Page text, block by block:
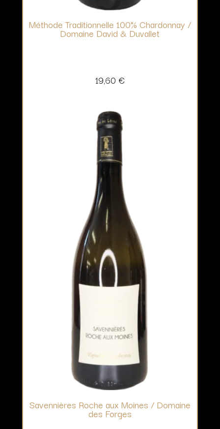
Méthode Traditionnelle 100% Chardonnay /
Domaine David & Duvallet
19,60 €
Savennières Roche aux Moines / Domaine
des Forges